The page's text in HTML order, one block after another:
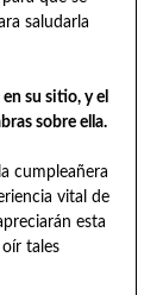
saludarla
su sitio, y el
sobre ella.
cumpleañera
vital de
esta
tales